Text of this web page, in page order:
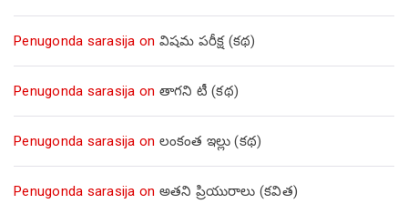
Penugonda sarasija on విషమ పరీక్ష (క‌థ‌)
Penugonda sarasija on తాగని టీ (కథ)
Penugonda sarasija on లంకంత ఇల్లు (కథ)
Penugonda sarasija on అతని ప్రియురాలు (కవిత)